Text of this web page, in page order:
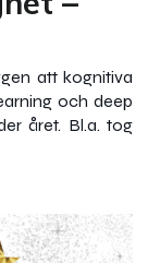
att kognitiva
och deep
året. Bl.a. tog